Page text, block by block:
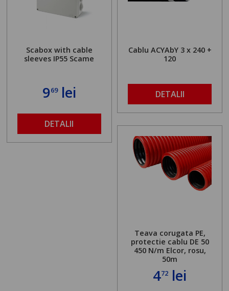
Scabox with cable
sleeves IP55 Scame
969lei
DETALII
Cablu ACYAbY 3 x 240 +
120
DETALII
Teava corugata PE,
protectie cablu DE 50
450 N/m Elcor, rosu,
50m
472 lei